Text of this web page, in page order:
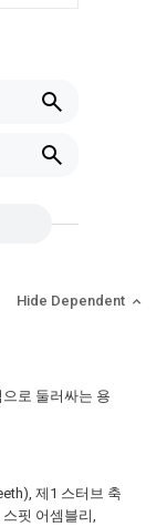
Hide Dependent
로 둘러싸는 용
제1 스터브 축
핏 어셈블리,